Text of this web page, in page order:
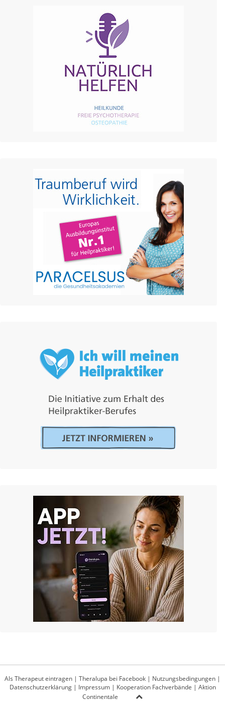
Als Therapeut eintragen | Theralupa bei Facebook | Nutzungsbedingungen |
Datenschutzerklärung| Impressum| Kooperation Fachverbände | Aktion
Continentale